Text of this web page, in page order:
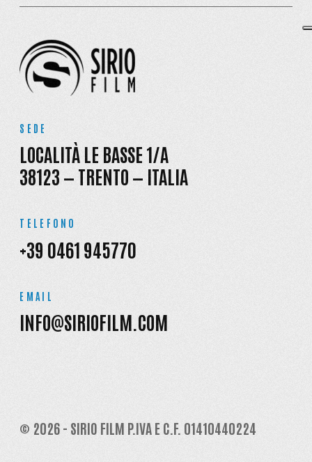
SEDE
LOCALITÀ LE BASSE 1/A
38123 — TRENTO — ITALIA
TELEFONO
+39 0461 945770
EMAIL
INFO@SIRIOFILM.COM
© 2026 - SIRIO FILM P.IVA E C.F. 01410440224